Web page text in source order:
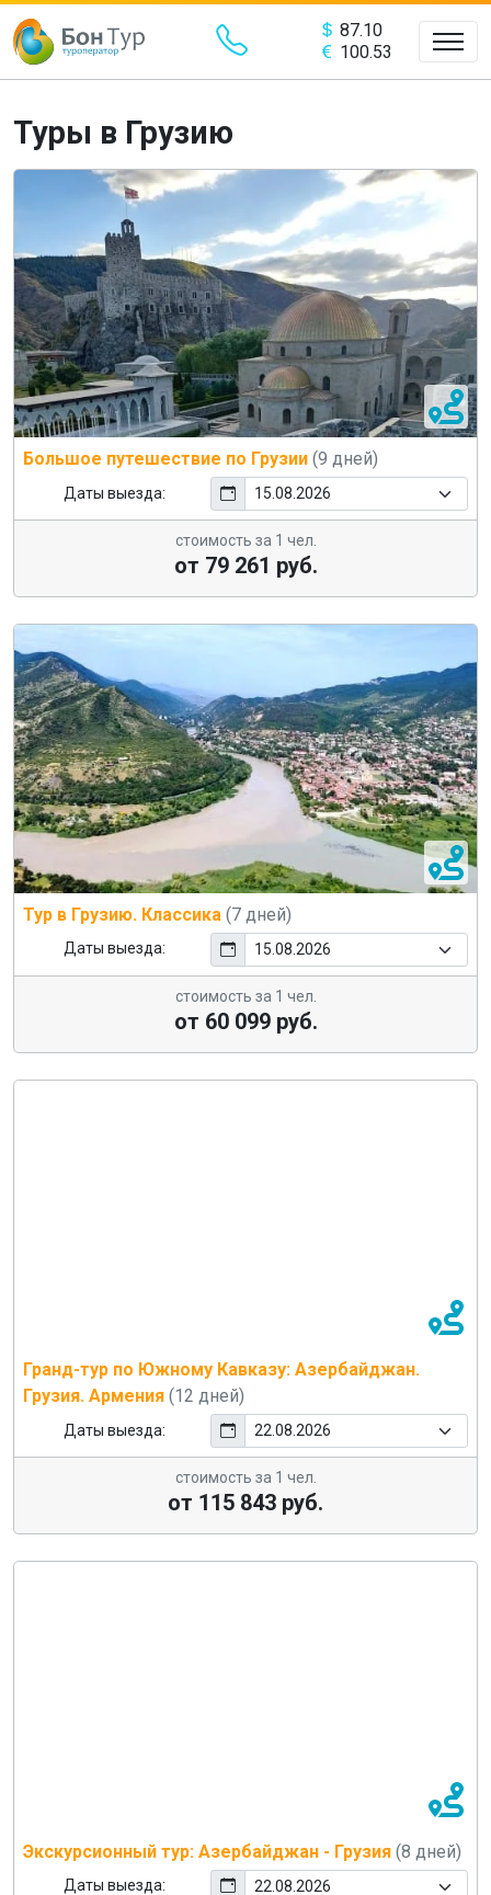
87.10
100.53
Туры в Грузию
Большое путешествие по Грузии (9 дней)
Даты выезда:
стоимость за 1 чел.
от 79 261 руб.
Тур в Грузию. Классика (7 дней)
Даты выезда:
стоимость за 1 чел.
от 60 099 руб.
Гранд-тур по Южному Кавказу: Азербайджан.
Грузия. Армения (12 дней)
Даты выезда:
стоимость за 1 чел.
от 115 843 руб.
Экскурсионный тур: Азербайджан - Грузия (8 дней)
Даты выезда: